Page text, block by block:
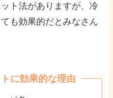
ト法がありますが、冷
も効果的だとみなさん
に効果的な理由